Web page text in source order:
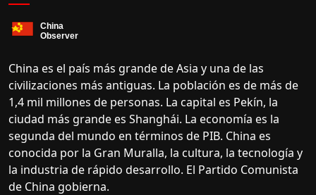
China es el país más grande de Asia y una de las
civilizaciones más antiguas. La población es de más de
1,4 mil millones de personas. La capital es Pekín, la
ciudad más grande es Shanghái. La economía es la
segunda del mundo en términos de PIB. China es
conocida por la Gran Muralla, la cultura, la tecnología y
la industria de rápido desarrollo. El Partido Comunista
de China gobierna.